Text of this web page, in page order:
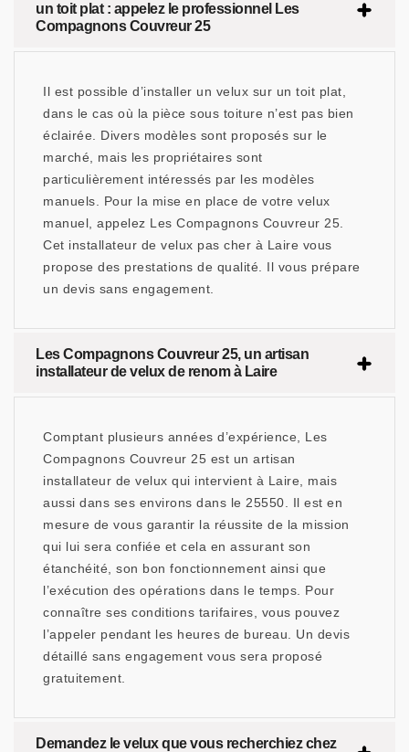
un toit plat : appelez le professionnel Les
Compagnons Couvreur 25
Il est possible d’installer un velux sur un toit plat,
dans le cas où la pièce sous toiture n’est pas bien
éclairée. Divers modèles sont proposés sur le
marché, mais les propriétaires sont
particulièrement intéressés par les modèles
manuels. Pour la mise en place de votre velux
manuel, appelez Les Compagnons Couvreur 25.
Cet installateur de velux pas cher à Laire vous
propose des prestations de qualité. Il vous prépare
un devis sans engagement.
Les Compagnons Couvreur 25, un artisan
installateur de velux de renom à Laire
Comptant plusieurs années d’expérience, Les
Compagnons Couvreur 25 est un artisan
installateur de velux qui intervient à Laire, mais
aussi dans ses environs dans le 25550. Il est en
mesure de vous garantir la réussite de la mission
qui lui sera confiée et cela en assurant son
étanchéité, son bon fonctionnement ainsi que
l’exécution des opérations dans le temps. Pour
connaître ses conditions tarifaires, vous pouvez
l’appeler pendant les heures de bureau. Un devis
détaillé sans engagement vous sera proposé
gratuitement.
Demandez le velux que vous recherchiez chez